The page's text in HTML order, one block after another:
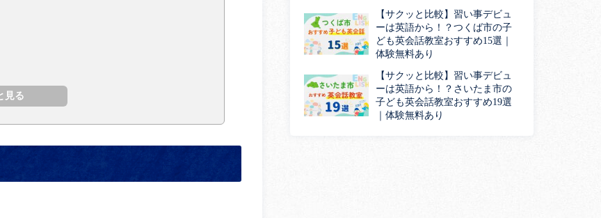
【サクッと比較】習い事デビュ
ーは英語から！？つくば市の子
ども英会話教室おすすめ15選｜
体験無料あり
【サクッと比較】習い事デビュ
ーは英語から！？さいたま市の
子ども英会話教室おすすめ19選
｜体験無料あり